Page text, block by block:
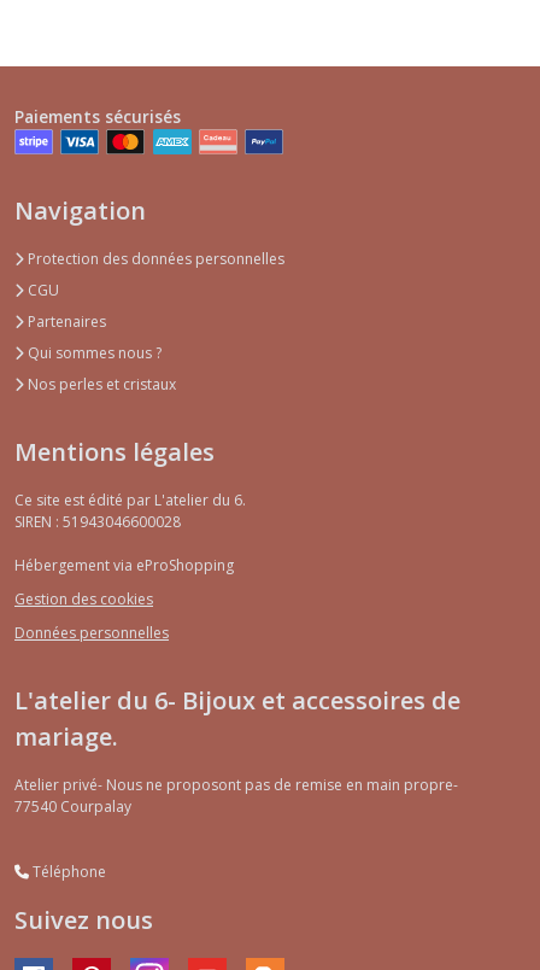
Paiements sécurisés
Navigation
Protection des données personnelles
CGU
Partenaires
Qui sommes nous ?
Nos perles et cristaux
Mentions légales
Ce site est édité par L'atelier du 6.
SIREN : 51943046600028
Hébergement via eProShopping
Gestion des cookies
Données personnelles
L'atelier du 6- Bijoux et accessoires de
mariage.
Atelier privé- Nous ne proposont pas de remise en main propre-
77540 Courpalay
Téléphone
Suivez nous